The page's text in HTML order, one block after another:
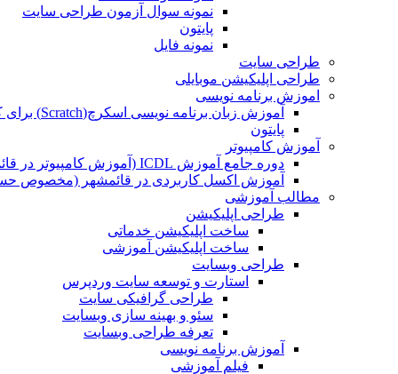
نمونه سوال آزمون طراحی سایت
پایتون
نمونه فایل
طراحی سایت
طراحی اپلیکیشن موبایلی
اموزش برنامه نویسی
آموزش زبان برنامه نویسی اسکرچ(Scratch) برای کودکان
پایتون
آموزش کامپیوتر
دوره جامع آموزش ICDL (آموزش کامپیوتر در قائمشهر)
آموزش اکسل کاربردی در قائمشهر (مخصوص
مطالب آموزشی
طراحی اپلیکیشن
ساخت اپلیکیشن خدماتی
ساخت اپلیکیشن آموزشی
طراحی وبسایت
استارت و توسعه سایت وردپرس
طراحی گرافیکی سایت
سئو و بهینه سازی وبسایت
تعرفه طراحی وبسایت
آموزش برنامه نویسی
فیلم آموزشی